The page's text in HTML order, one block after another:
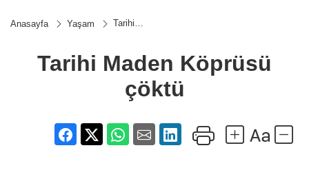
Anasayfa Yaşam
Tarihi
çöktü
Tarihi Maden Köprüsü
çöktü